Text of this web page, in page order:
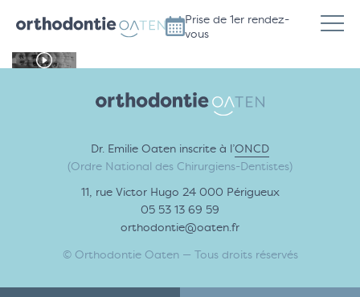
Prise de 1er rendez-
vous
Dr. Emilie Oaten inscrite à l’ONCD
(Ordre National des Chirurgiens-Dentistes)
11, rue Victor Hugo 24 000 Périgueux
05 53 13 69 59
orthodontie@oaten.fr
© Orthodontie Oaten — Tous droits réservés